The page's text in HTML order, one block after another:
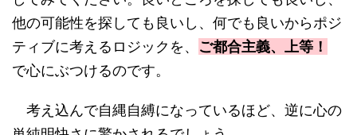
他の可能性を探しても良いし、何でも良いからポジ
ティブに考えるロジックを、 ご都合主義、上等！
で心にぶつけるのです。
考え込んで自縄自縛になっているほど、逆に心の